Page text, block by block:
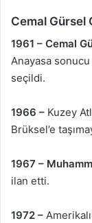
Cemal Gürsel
1961 – Cemal
Anayasa
seçildi.
1966 – Kuzey
Brüksel’e
1967 –
ilan etti.
1972 –